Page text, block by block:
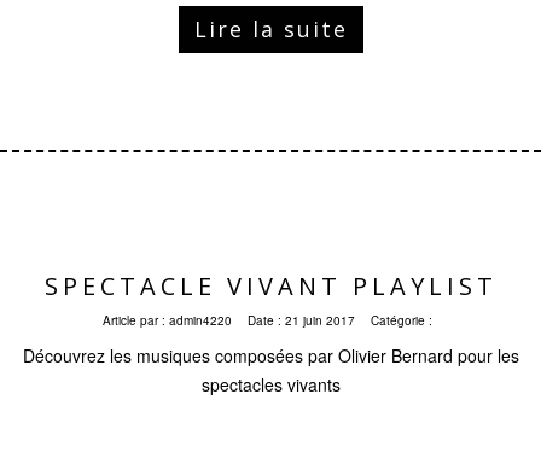
Lire la suite
SPECTACLE VIVANT PLAYLIST
Article par : admin4220 Date : 21 juin 2017 Catégorie :
Découvrez les musiques composées par Olivier Bernard pour les
spectacles vivants